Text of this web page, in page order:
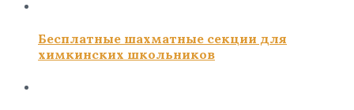
Бесплатные шахматные секции для
химкинских школьников